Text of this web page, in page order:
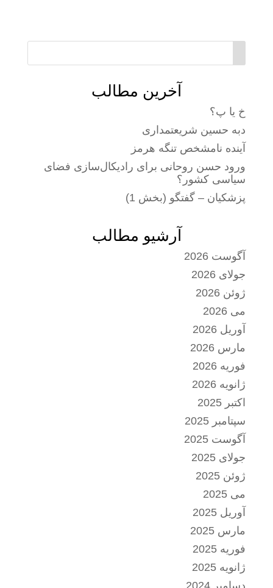
آخرین مطالب
خ یا پ؟
دبه حسین شریعتمداری
آینده نامشخص تنگه هرمز
ورود حسن روحانی برای رادیکال‌سازی فضای
سیاسی کشور؟
پزشکیان – گفتگو (بخش 1)
آرشیو مطالب
آگوست 2026
جولای 2026
ژوئن 2026
می 2026
آوریل 2026
مارس 2026
فوریه 2026
ژانویه 2026
اکتبر 2025
سپتامبر 2025
آگوست 2025
جولای 2025
ژوئن 2025
می 2025
آوریل 2025
مارس 2025
فوریه 2025
ژانویه 2025
دسامبر 2024